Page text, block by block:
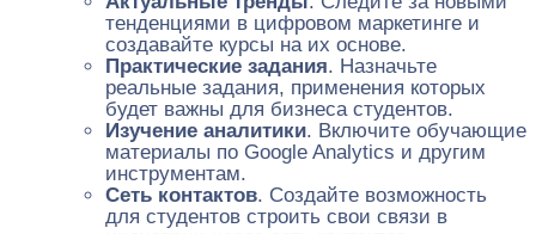
тенденциями в цифровом маркетинге и
создавайте курсы на их основе.
Практические задания. Назначьте
реальные задания, применения которых
будет важны для бизнеса студентов.
Изучение аналитики. Включите обучающие
материалы по Google Analytics и другим
инструментам.
Сеть контактов. Создайте возможность
для студентов строить свои связи в